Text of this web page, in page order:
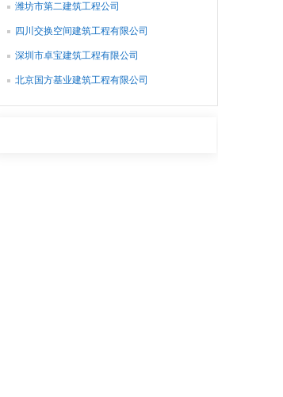
潍坊市第二建筑工程公司
四川交换空间建筑工程有限公司
深圳市卓宝建筑工程有限公司
北京国方基业建筑工程有限公司